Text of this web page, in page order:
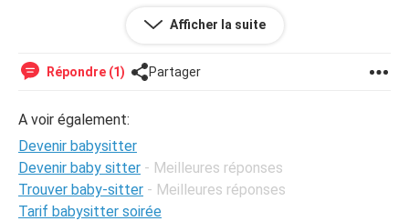
Apprendre plus sur moi:
J'ai 12 ans je veux faire de la natation pour garder les
enfants je suis très motivé j'ai 5 sœurs et faites-moi
Afficher la suite
Répondre (1) Partager
A voir également:
Devenir babysitter
Devenir baby sitter - Meilleures réponses
Trouver baby-sitter - Meilleures réponses
Tarif babysitter soirée